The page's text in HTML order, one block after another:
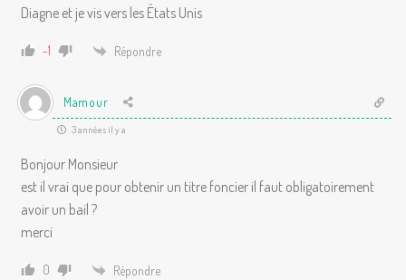
Diagne et je vis vers les États Unis
-1 Répondre
Mamour
3 années il y a
Bonjour Monsieur
est il vrai que pour obtenir un titre foncier il faut obligatoirement
avoir un bail ?
merci
0 Répondre